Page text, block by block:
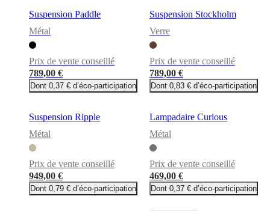
Suspension Paddle
Métal
Prix de vente conseillé
789,00 €
Dont 0,37 € d’éco-participation
Suspension Stockholm
Verre
Prix de vente conseillé
789,00 €
Dont 0,83 € d’éco-participation
Suspension Ripple
Métal
Prix de vente conseillé
949,00 €
Dont 0,79 € d’éco-participation
Lampadaire Curious
Métal
Prix de vente conseillé
469,00 €
Dont 0,37 € d’éco-participation